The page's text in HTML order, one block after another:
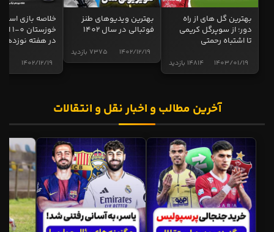
بهترین گل های از راه
دور؛ از سوپرگل کریمی
تا اشتباه رحمتی
14814 بازدید 1403/01/19
بهترین ویدیوهای طنز
فوتبالی در سال 1402
7375 بازدید 1402/12/19
خلاصه بازی
در هفته نوزدهم
1402/12/19
آخرین مطالب و اخبار نقل و انتقالات